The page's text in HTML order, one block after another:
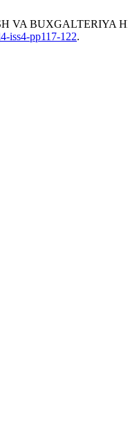
VA BUXGALTERIYA
iss4-pp117-122.